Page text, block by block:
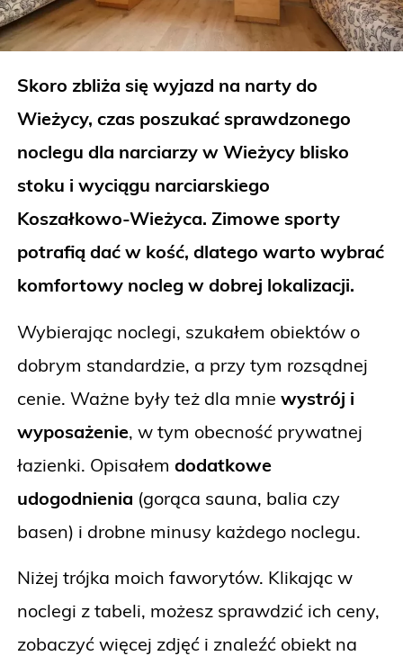
Skoro zbliża się wyjazd na narty do
Wieżycy, czas poszukać sprawdzonego
noclegu dla narciarzy w Wieżycy blisko
stoku i wyciągu narciarskiego
Koszałkowo-Wieżyca. Zimowe sporty
potrafią dać w kość, dlatego warto wybrać
komfortowy nocleg w dobrej lokalizacji.
Wybierając noclegi, szukałem obiektów o
dobrym standardzie, a przy tym rozsądnej
cenie. Ważne były też dla mnie wystrój i
wyposażenie, w tym obecność prywatnej
łazienki. Opisałem dodatkowe
udogodnienia (gorąca sauna, balia czy
basen) i drobne minusy każdego noclegu.
Niżej trójka moich faworytów. Klikając w
noclegi z tabeli, możesz sprawdzić ich ceny,
zobaczyć więcej zdjęć i znaleźć obiekt na